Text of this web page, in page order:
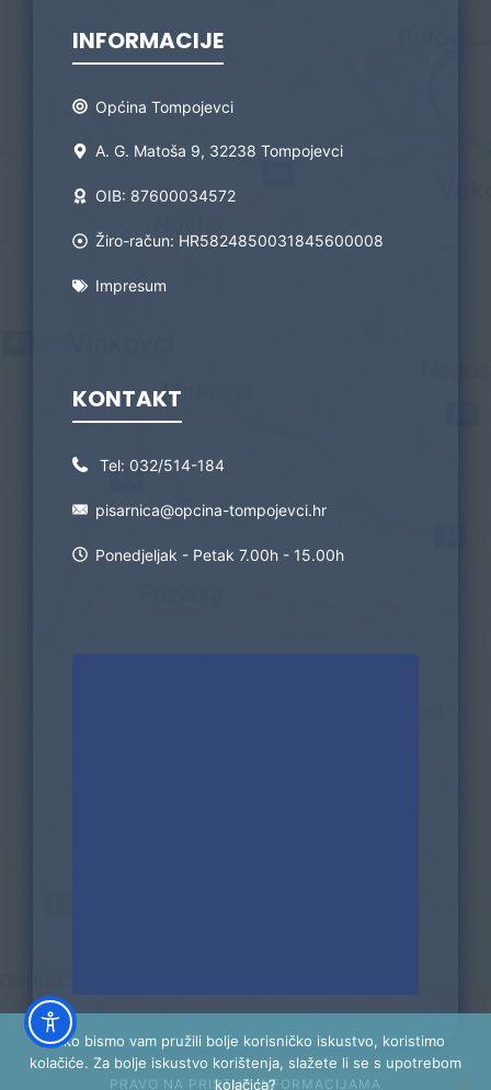
INFORMACIJE
Općina Tompojevci
A. G. Matoša 9, 32238 Tompojevci
OIB: 87600034572
Žiro-račun: HR5824850031845600008
Impresum
KONTAKT
Tel: 032/514-184
pisarnica@opcina-tompojevci.hr
Ponedjeljak - Petak 7.00h - 15.00h
PRAVO NA PRISTUP INFORMACIJAMA
Kako bismo vam pružili bolje korisničko iskustvo, koristimo
kolačiće. Za bolje iskustvo korištenja, slažete li se s upotrebom
kolačića?